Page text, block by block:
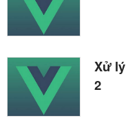
Xử lý
2